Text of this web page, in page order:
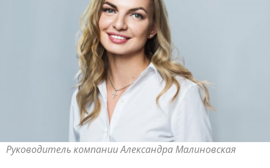
Pуководитель компании Александра Малиновская